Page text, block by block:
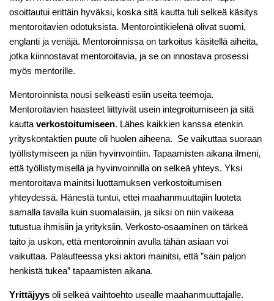
osoittautui erittäin hyväksi, koska sitä kautta tuli selkeä käsitys
mentoroitavien odotuksista. Mentorointikielenä olivat suomi,
englanti ja venäjä. Mentoroinnissa on tarkoitus käsitellä aiheita,
jotka kiinnostavat mentoroitavia, ja se on innostava prosessi
myös mentorille.
Mentoroinnista nousi selkeästi esiin useita teemoja.
Mentoroitavien haasteet liittyivät usein integroitumiseen ja sitä
kautta verkostoitumiseen. Lähes kaikkien kanssa etenkin
yrityskontaktien puute oli huolen aiheena. Se vaikuttaa suoraan
työllistymiseen ja näin hyvinvointiin. Tapaamisten aikana ilmeni,
että työllistymisellä ja hyvinvoinnilla on selkeä yhteys. Yksi
mentoroitava mainitsi luottamuksen verkostoitumisen
yhteydessä. Hänestä tuntui, ettei maahanmuuttajiin luoteta
samalla tavalla kuin suomalaisiin, ja siksi on niin vaikeaa
tutustua ihmisiin ja yrityksiin. Verkosto-osaaminen on tärkeä
taito ja uskon, että mentoroinnin avulla tähän asiaan voi
vaikuttaa. Palautteessa yksi aktori mainitsi, että ”sain paljon
henkistä tukea” tapaamisten aikana.
Yrittäjyys oli selkeä vaihtoehto usealle maahanmuuttajalle.